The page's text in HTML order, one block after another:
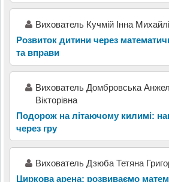
Вихователь Кучмій Інна
Розвиток дитини через
та вправи
Вихователь Домбровська
Вікторівна
Подорож на літаючому килимі:
через гру
Вихователь Дзюба Тетяна
Циркова арена: розвиваємо